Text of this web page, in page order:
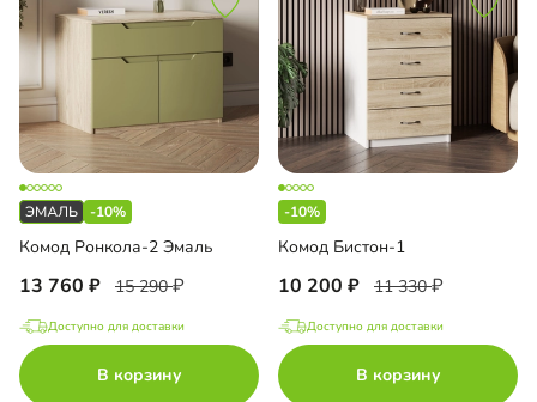
-10%
Комод Ронкола-2 Эмаль
13 760 15 290
Доступно для доставки
В корзину
-10%
Комод Бистон-1
10 200 11 330
Доступно для доставки
В корзину